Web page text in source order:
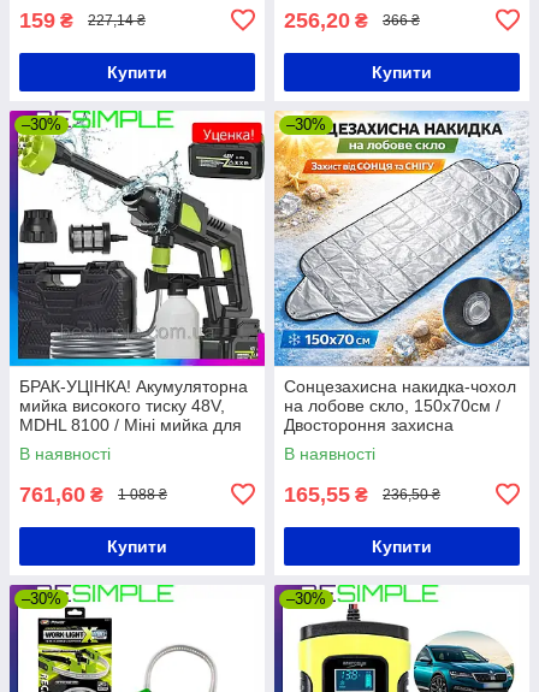
159 ₴ 227,14 ₴
Купити
256,20 ₴ 366 ₴
Купити
–30%
БРАК-УЦІНКА! Акумуляторна
мийка високого тиску 48V,
MDHL 8100 / Міні мийка для
авто / Пістолет для миття
авто
В наявності
761,60 ₴ 1 088 ₴
Купити
–30%
Сонцезахисна накидка-чохол
на лобове скло, 150х70см /
Двостороння захисна
накидка на скло авто /
Автомобільний захисний
В наявності
165,55 ₴ 236,50 ₴
Купити
–30% –30%